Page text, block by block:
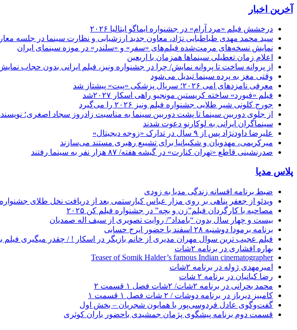
آخرین اخبار
درخشش فیلم «مرد آرام» در جشنواره ایماگو ایتالیا ۲۰۲۶
سید محمد مهدی طباطبایی نژاد، معاون جدید ارزشیابی و نظارت سینما در جلسه
نمایش نسخه‌های مرمت‌شده فیلم‌های «سفر» و «سلندر» در موزه سینمای ایران
اعلام زمان تعطیلی سینماها همزمان با اربعین
از پروانه ساخت تا پروانه نمایش/ چرا در جشنواره ونیز، فیلم ایرانی بدون حجاب
وقتی مغز به پرده سینما تبدیل می‌شود
معرفی نامزدهای امی ۲۰۲۶؛ سریال پزشکی «پیت» پیشتاز شد
فیلم «فیورد» ساخته کریستین مونجیو راهی اسکار ۲۰۲۷شد
جورج کلونی شیر طلایی جشنواره فیلم ونیز ۲۰۲۶ را می‌گیرد
از جلوی دوربین سینما تا پشت دوربین سینما به مناسبت زادروز سجاد اصغری؛
سینماگران ایرانی به لوکارنو دعوت شدند
علیرضا داودنژاد پس از ۹ سال در تدارک «زوجه دیجیتال»
میرکریمی، مهدویان و شکیبانیا برای تشییع رهبری مستند می‌سازند
صدرنشینی قاطع «تهران کنارت» در گیشه هفته/ ۸۷ هزار نفر به سینما رفتند
پلاس مدیا
ضبط برنامه افسانه زندگی مدیا به زودی
ویدئو از جعفر پناهی بر روی مزار عباس کیارستمی بعد از دریافت نخل طلای جشنواره
مصاحبه با کارگردان فیلم”زن و بچه” در جشنواره فیلم کن ۲۰۲۵
بیست و چهار سال بدون “بامداد”/ روایت تصویری از سیف اله صمدیان
برنامه برمودا دوشنبه ۲۸ اسفند با حضور ایرج حسابی
فیلم عجیب ترین سوال مهران مدیری از خانم بازیگر در اسکار ! / چقدر میگیری فیلم
بهاره افشاری در برنامه ۲شات
Teaser of Somik Halder’s famous Indian cinematographer
امیرمهدی ژوله در برنامه ۲شات
رضا کیانیان در برنامه ۲ شات
محمد بحرانی در برنامه ۲شات/ ۲شات فصل ۱ قسمت ۲
کامبیز دیرباز در برنامه دوشات / ۲ شات فصل ۱ قسمت ۱
گفت‌وگوی عادل فردوسی‌پور با همایون شجریان – بخش اول
قسمت دوم برنامه پیشگوی پژمان جمشیدی باحضور باران کوثری